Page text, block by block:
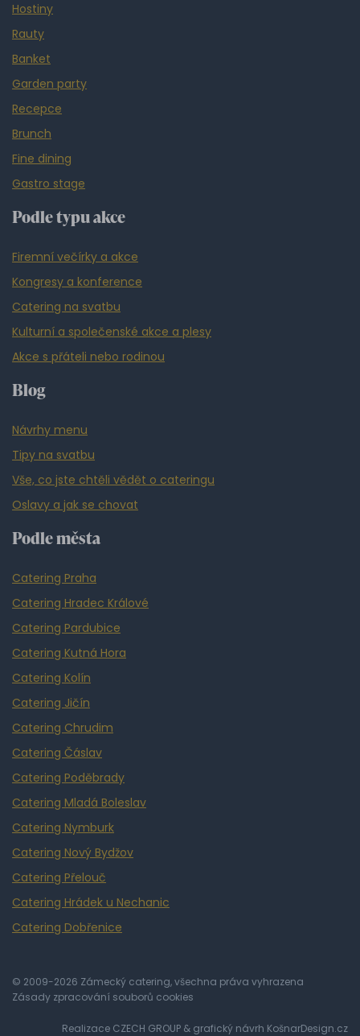
Hostiny
Rauty
Banket
Garden party
Recepce
Brunch
Fine dining
Gastro stage
Podle typu akce
Firemní večírky a akce
Kongresy a konference
Catering na svatbu
Kulturní a společenské akce a plesy
Akce s přáteli nebo rodinou
Blog
Návrhy menu
Tipy na svatbu
Vše, co jste chtěli vědět o cateringu
Oslavy a jak se chovat
Podle města
Catering Praha
Catering Hradec Králové
Catering Pardubice
Catering Kutná Hora
Catering Kolín
Catering Jičín
Catering Chrudim
Catering Čáslav
Catering Poděbrady
Catering Mladá Boleslav
Catering Nymburk
Catering Nový Bydžov
Catering Přelouč
Catering Hrádek u Nechanic
Catering Dobřenice
© 2009-2026 Zámecký catering, všechna práva vyhrazena
Zásady zpracování souborů cookies
Realizace CZECH GROUP & grafický návrh KošnarDesign.cz